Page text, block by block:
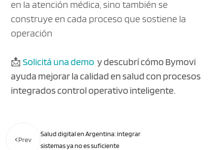
en la atención médica, sino también se
construye en cada proceso que sostiene la
operación
📩 Solicitá una demo y descubrí cómo Bymovi
ayuda mejorar la calidad en salud con procesos
integrados control operativo inteligente.
Prev
Salud digital en Argentina: integrar
sistemas ya no es suficiente